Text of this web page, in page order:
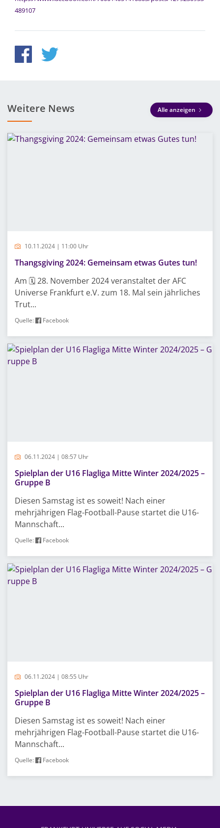
489107
Weitere News Alle anzeigen
10.11.2024 | 11:00 Uhr
Thangsgiving 2024: Gemeinsam etwas Gutes tun!
Am 🗓 28. November 2024 veranstaltet der AFC
Universe Frankfurt e.V. zum 18. Mal sein jährliches
Trut...
Quelle: Facebook
06.11.2024 | 08:57 Uhr
Spielplan der U16 Flagliga Mitte Winter 2024/2025 –
Gruppe B
Diesen Samstag ist es soweit! Nach einer
mehrjährigen Flag-Football-Pause startet die U16-
Mannschaft...
Quelle: Facebook
06.11.2024 | 08:55 Uhr
Spielplan der U16 Flagliga Mitte Winter 2024/2025 –
Gruppe B
Diesen Samstag ist es soweit! Nach einer
mehrjährigen Flag-Football-Pause startet die U16-
Mannschaft...
Quelle: Facebook